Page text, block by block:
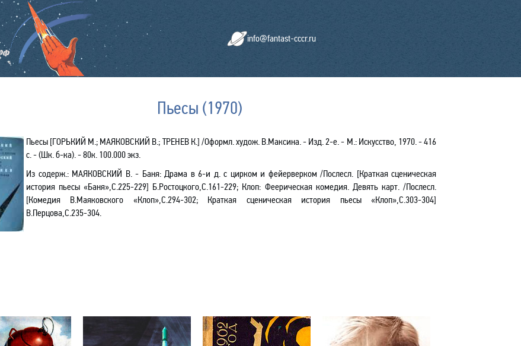
info@fantast-cccr.ru
Пьесы (1970)
Пьесы [ГОРЬКИЙ М.; МАЯКОВСКИЙ В.; ТРЕНЕВ К.] /Оформл. худож. В.Максина. - Изд. 2-е. - М.: Искусство, 1970. - 416
с. - (Шк. б-ка). - 80к. 100.000 экз.
Из содерж.: МАЯКОВСКИЙ В. - Баня: Драма в 6-и д. с цирком и фейерверком /Послесл. [Краткая сценическая
история пьесы «Баня»,С.225-229] Б.Ростоцкого,С.161-229; Клоп: Феерическая комедия. Девять карт. /Послесл.
[Комедия В.Маяковского «Клоп»,С.294-302; Краткая сценическая история пьесы «Клоп»,С.303-304]
В.Перцова,С.235-304.